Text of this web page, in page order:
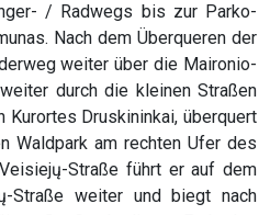
/ Radwegs bis zur Parko-
Nach dem Überqueren der
weiter über die Maironio-
durch die kleinen Straßen
Druskininkai, überquert
Waldpark am rechten Ufer des
Straße führt er auf dem
Straße weiter und biegt nach